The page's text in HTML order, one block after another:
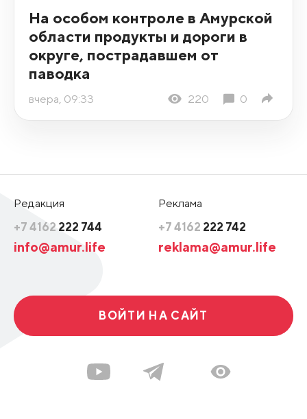
На особом контроле в Амурской
области продукты и дороги в
округе, пострадавшем от
паводка
вчера, 09:33 220 0
Редакция
+7 4162 222 744
info@amur.life
Реклама
+7 4162 222 742
reklama@amur.life
ВОЙТИ НА САЙТ